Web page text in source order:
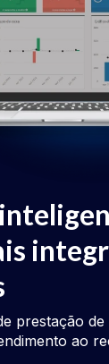
prestação
ao